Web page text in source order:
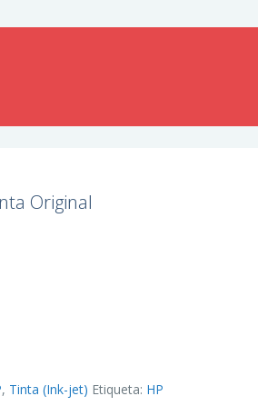
Original
, Tinta (Ink-jet) Etiqueta: HP